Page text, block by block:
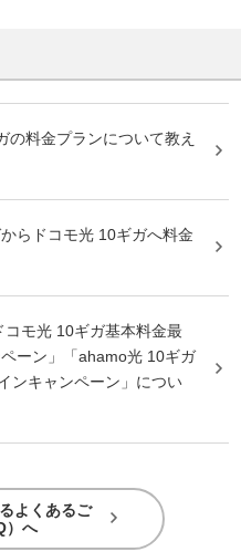
の料金プランについて教え
らドコモ光 10ギガへ料金
コモ光 10ギガ基本料金最
ーン」「ahamo光 10ギガ
ンキャンペーン」につい
よくあるご
）へ